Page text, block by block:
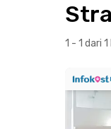
1 - 1 dari